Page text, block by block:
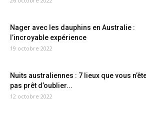
Nager avec les dauphins en Australie :
l’incroyable expérience
19 octobre 2022
Nuits australiennes : 7 lieux que vous
pas prêt d’oublier...
12 octobre 2022